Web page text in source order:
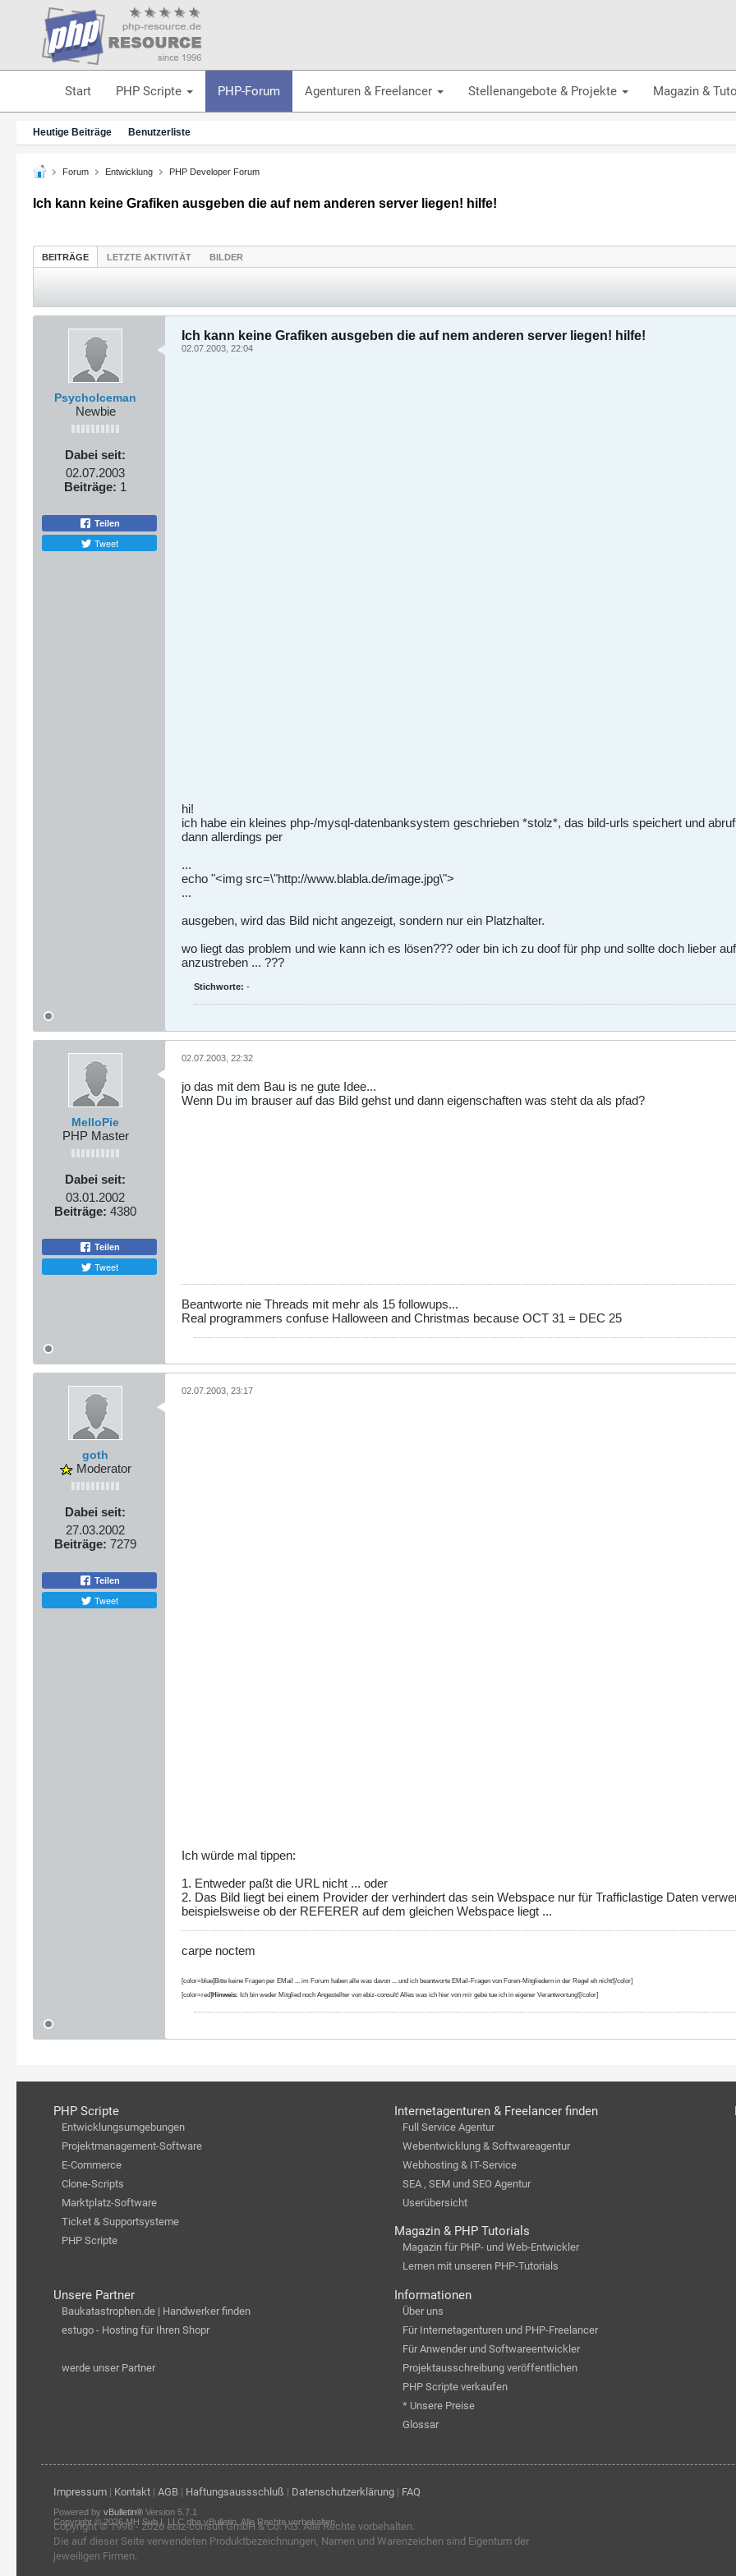
Start PHP Scripte PHP-Forum Agenturen & Freelancer Stellenangebote & Projekte Magazin &
Heutige Beiträge Benutzerliste
Forum Entwicklung PHP Developer Forum
Ich kann keine Grafiken ausgeben die auf nem anderen server liegen! hilfe!
BEITRÄGE LETZTE AKTIVITÄT BILDER
PsychoIceman
Newbie
Dabei seit:
02.07.2003
Beiträge: 1
Teilen
Tweet
Ich kann keine Grafiken ausgeben die auf nem anderen server liegen! hilfe!
02.07.2003, 22:04
hi!
ich habe ein kleines php-/mysql-datenbanksystem geschrieben *stolz*, das bild-urls speichert und
dann allerdings per
...
echo "<img src=\"http://www.blabla.de/image.jpg\">
...
ausgeben, wird das Bild nicht angezeigt, sondern nur ein Platzhalter.
wo liegt das problem und wie kann ich es lösen??? oder bin ich zu doof für php und sollte doch lieber
anzustreben ... ???
Stichworte: -
MelloPie
PHP Master
Dabei seit:
03.01.2002
Beiträge: 4380
Teilen
Tweet
02.07.2003, 22:32
jo das mit dem Bau is ne gute Idee...
Wenn Du im brauser auf das Bild gehst und dann eigenschaften was steht da als pfad?
Beantworte nie Threads mit mehr als 15 followups...
Real programmers confuse Halloween and Christmas because OCT 31 = DEC 25
goth
Moderator
Dabei seit:
27.03.2002
Beiträge: 7279
Teilen
Tweet
02.07.2003, 23:17
Ich würde mal tippen:
1. Entweder paßt die URL nicht ... oder
2. Das Bild liegt bei einem Provider der verhindert das sein Webspace nur für Trafficlastige Daten
beispielsweise ob der REFERER auf dem gleichen Webspace liegt ...
carpe noctem
[color=blue]Bitte keine Fragen per EMail ... im Forum haben alle was davon ... und ich beantworte EMail-Fragen von Foren-Mitgliedern in der Regel eh nicht![/color]
[color=red] Hinweis: Ich bin weder Mitglied noch Angestellter von ebiz-consult! Alles was ich hier von mir gebe tue ich in eigener Verantwortung![/color]
PHP Scripte
Entwicklungsumgebungen
Projektmanagement-Software
E-Commerce
Clone-Scripts
Marktplatz-Software
Ticket & Supportsysteme
PHP Scripte
Internetagenturen & Freelancer finden
Full Service Agentur
Webentwicklung & Softwareagentur
Webhosting & IT-Service
SEA , SEM und SEO Agentur
Userübersicht
Magazin & PHP Tutorials
Magazin für PHP- und Web-Entwickler
Lernen mit unseren PHP-Tutorials
Unsere Partner
Baukatastrophen.de | Handwerker finden
estugo - Hosting für Ihren Shopr
werde unser Partner
Informationen
Über uns
Für Internetagenturen und PHP-Freelancer
Für Anwender und Softwareentwickler
Projektausschreibung veröffentlichen
PHP Scripte verkaufen
* Unsere Preise
Glossar
Impressum| Kontakt| AGB| Haftungsaussschluß | Datenschutzerklärung| FAQ
Copyright © 1996 - 2026 ebiz-consult GmbH & Co. KG. Alle Rechte vorbehalten.
Die auf dieser Seite verwendeten Produktbezeichnungen, Namen und Warenzeichen sind Eigentum der
jeweiligen Firmen.
Powered by vBulletin®Version 5.7.1
Copyright © 2026 MH Sub I, LLC dba vBulletin. Alle Rechte vorbehalten.